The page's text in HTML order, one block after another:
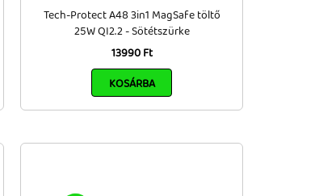
Tech-Protect A48 3in1 MagSafe töltő
25W QI2.2 - Sötétszürke
13990 Ft
KOSÁRBA